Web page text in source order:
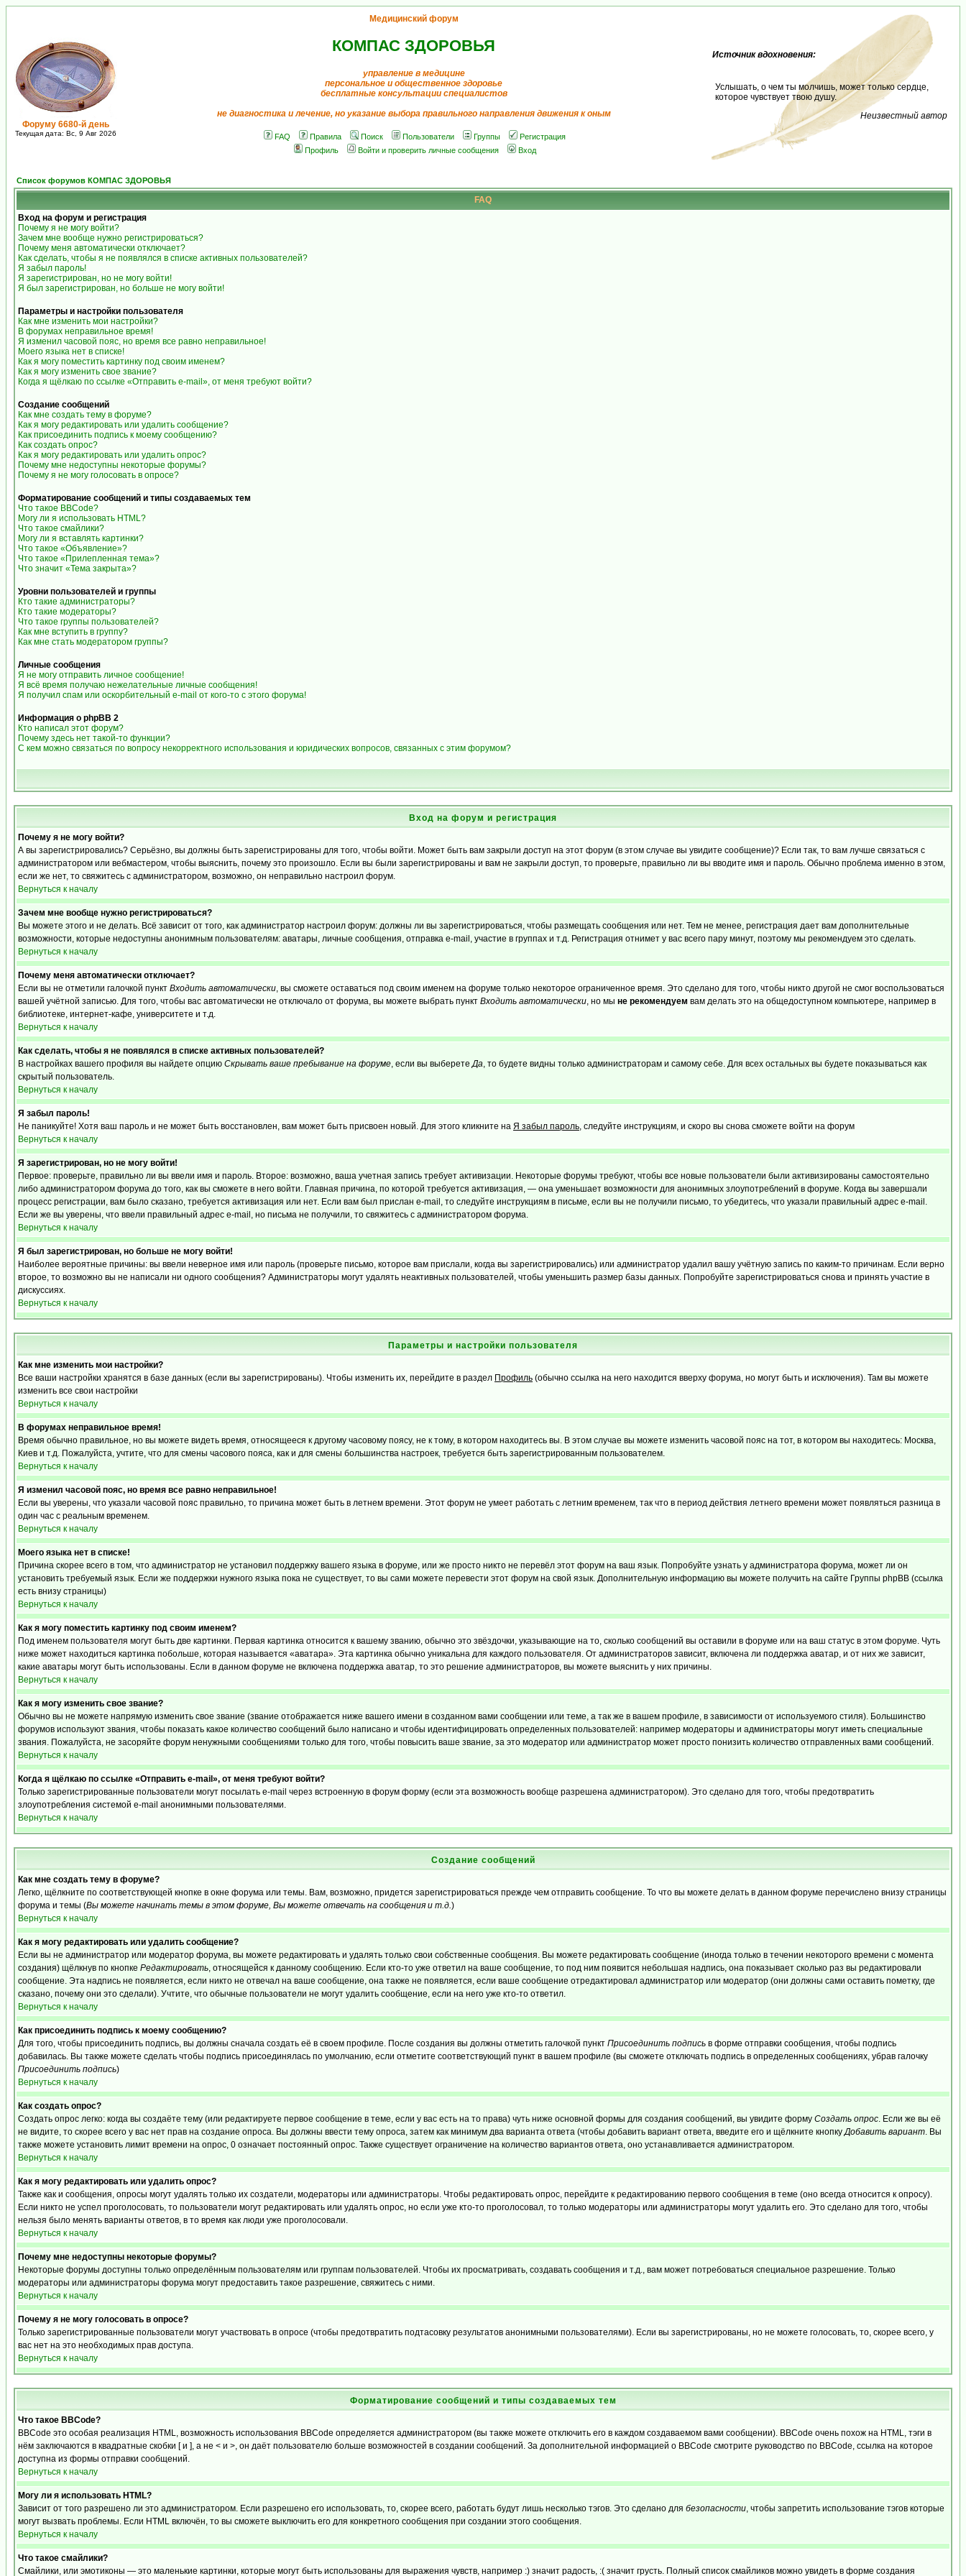
Форуму 6680-й день
Текущая дата: Вс, 9 Авг 2026
Медицинский форум
КОМПАС ЗДОРОВЬЯ
управление в медицине
персональное и общественное здоровье
бесплатные консультации специалистов
не диагностика и лечение, но указание выбора правильного направления движения к оным
FAQ Правила Поиск Пользователи Группы
Регистрация
Профиль
Войти и проверить личные сообщения Вход
Источник вдохновения:
Услышать, о чем ты молчишь, может только сердце,
которое чувствует твою душу.
Неизвестный автор
Список форумов КОМПАС ЗДОРОВЬЯ
FAQ
Вход на форум и регистрация
Почему я не могу войти?
Зачем мне вообще нужно регистрироваться?
Почему меня автоматически отключает?
Как сделать, чтобы я не появлялся в списке активных пользователей?
Я забыл пароль!
Я зарегистрирован, но не могу войти!
Я был зарегистрирован, но больше не могу войти!
Параметры и настройки пользователя
Как мне изменить мои настройки?
В форумах неправильное время!
Я изменил часовой пояс, но время все равно неправильное!
Моего языка нет в списке!
Как я могу поместить картинку под своим именем?
Как я могу изменить свое звание?
Когда я щёлкаю по ссылке «Отправить e-mail», от меня требуют войти?
Создание сообщений
Как мне создать тему в форуме?
Как я могу редактировать или удалить сообщение?
Как присоединить подпись к моему сообщению?
Как создать опрос?
Как я могу редактировать или удалить опрос?
Почему мне недоступны некоторые форумы?
Почему я не могу голосовать в опросе?
Форматирование сообщений и типы создаваемых тем
Что такое BBCode?
Могу ли я использовать HTML?
Что такое смайлики?
Могу ли я вставлять картинки?
Что такое «Объявление»?
Что такое «Прилепленная тема»?
Что значит «Тема закрыта»?
Уровни пользователей и группы
Кто такие администраторы?
Кто такие модераторы?
Что такое группы пользователей?
Как мне вступить в группу?
Как мне стать модератором группы?
Личные сообщения
Я не могу отправить личное сообщение!
Я всё время получаю нежелательные личные сообщения!
Я получил спам или оскорбительный e-mail от кого-то с этого форума!
Информация о phpBB 2
Кто написал этот форум?
Почему здесь нет такой-то функции?
С кем можно связаться по вопросу некорректного использования и юридических вопросов, связанных с этим форумом?
Вход на форум и регистрация
Почему я не могу войти?
А вы зарегистрировались? Серьёзно, вы должны быть зарегистрированы для того, чтобы войти. Может быть вам закрыли доступ на этот форум (в этом случае вы увидите сообщение)? Если так, то вам лучше связаться с
администратором или вебмастером, чтобы выяснить, почему это произошло. Если вы были зарегистрированы и вам не закрыли доступ, то проверьте, правильно ли вы вводите имя и пароль. Обычно проблема именно в этом,
если же нет, то свяжитесь с администратором, возможно, он неправильно настроил форум.
Вернуться к началу
Зачем мне вообще нужно регистрироваться?
Вы можете этого и не делать. Всё зависит от того, как администратор настроил форум: должны ли вы зарегистрироваться, чтобы размещать сообщения или нет. Тем не менее, регистрация дает вам дополнительные
возможности, которые недоступны анонимным пользователям: аватары, личные сообщения, отправка e-mail, участие в группах и т.д. Регистрация отнимет у вас всего пару минут, поэтому мы рекомендуем это сделать.
Вернуться к началу
Почему меня автоматически отключает?
Если вы не отметили галочкой пункт Входить автоматически, вы сможете оставаться под своим именем на форуме только некоторое ограниченное время. Это сделано для того, чтобы никто другой не смог воспользоваться
вашей учётной записью. Для того, чтобы вас автоматически не отключало от форума, вы можете выбрать пункт Входить автоматически, но мы не рекомендуем вам делать это на общедоступном компьютере, например в
библиотеке, интернет-кафе, университете и т.д.
Вернуться к началу
Как сделать, чтобы я не появлялся в списке активных пользователей?
В настройках вашего профиля вы найдете опцию Скрывать ваше пребывание на форуме, если вы выберетеДа, то будете видны только администраторам и самому себе. Для всех остальных вы будете показываться как
скрытый пользователь.
Вернуться к началу
Я забыл пароль!
Не паникуйте! Хотя ваш пароль и не может быть восстановлен, вам может быть присвоен новый. Для этого кликните на Я забыл пароль, следуйте инструкциям, и скоро вы снова сможете войти на форум
Вернуться к началу
Я зарегистрирован, но не могу войти!
Первое: проверьте, правильно ли вы ввели имя и пароль. Второе: возможно, ваша учетная запись требует активизации. Некоторые форумы требуют, чтобы все новые пользователи были активизированы самостоятельно
либо администратором форума до того, как вы сможете в него войти. Главная причина, по которой требуется активизация, — она уменьшает возможности для анонимных злоупотреблений в форуме. Когда вы завершали
процесс регистрации, вам было сказано, требуется активизация или нет. Если вам был прислан e-mail, то следуйте инструкциям в письме, если вы не получили письмо, то убедитесь, что указали правильный адрес e-mail.
Если же вы уверены, что ввели правильный адрес e-mail, но письма не получили, то свяжитесь с администратором форума.
Вернуться к началу
Я был зарегистрирован, но больше не могу войти!
Наиболее вероятные причины: вы ввели неверное имя или пароль (проверьте письмо, которое вам прислали, когда вы зарегистрировались) или администратор удалил вашу учётную запись по каким-то причинам. Если верно
второе, то возможно вы не написали ни одного сообщения? Администраторы могут удалять неактивных пользователей, чтобы уменьшить размер базы данных. Попробуйте зарегистрироваться снова и принять участие в
дискуссиях.
Вернуться к началу
Параметры и настройки пользователя
Как мне изменить мои настройки?
Все ваши настройки хранятся в базе данных (если вы зарегистрированы). Чтобы изменить их, перейдите в раздел Профиль (обычно ссылка на него находится вверху форума, но могут быть и исключения). Там вы можете
изменить все свои настройки
Вернуться к началу
В форумах неправильное время!
Время обычно правильное, но вы можете видеть время, относящееся к другому часовому поясу, не к тому, в котором находитесь вы. В этом случае вы можете изменить часовой пояс на тот, в котором вы находитесь: Москва,
Киев и т.д. Пожалуйста, учтите, что для смены часового пояса, как и для смены большинства настроек, требуется быть зарегистрированным пользователем.
Вернуться к началу
Я изменил часовой пояс, но время все равно неправильное!
Если вы уверены, что указали часовой пояс правильно, то причина может быть в летнем времени. Этот форум не умеет работать с летним временем, так что в период действия летнего времени может появляться разница в
один час с реальным временем.
Вернуться к началу
Моего языка нет в списке!
Причина скорее всего в том, что администратор не установил поддержку вашего языка в форуме, или же просто никто не перевёл этот форум на ваш язык. Попробуйте узнать у администратора форума, может ли он
установить требуемый язык. Если же поддержки нужного языка пока не существует, то вы сами можете перевести этот форум на свой язык. Дополнительную информацию вы можете получить на сайте Группы phpBB (ссылка
есть внизу страницы)
Вернуться к началу
Как я могу поместить картинку под своим именем?
Под именем пользователя могут быть две картинки. Первая картинка относится к вашему званию, обычно это звёздочки, указывающие на то, сколько сообщений вы оставили в форуме или на ваш статус в этом форуме. Чуть
ниже может находиться картинка побольше, которая называется «аватара». Эта картинка обычно уникальна для каждого пользователя. От администраторов зависит, включена ли поддержка аватар, и от них же зависит,
какие аватары могут быть использованы. Если в данном форуме не включена поддержка аватар, то это решение администраторов, вы можете выяснить у них причины.
Вернуться к началу
Как я могу изменить свое звание?
Обычно вы не можете напрямую изменить свое звание (звание отображается ниже вашего имени в созданном вами сообщении или теме, а так же в вашем профиле, в зависимости от используемого стиля). Большинство
форумов используют звания, чтобы показать какое количество сообщений было написано и чтобы идентифицировать определенных пользователей: например модераторы и администраторы могут иметь специальные
звания. Пожалуйста, не засоряйте форум ненужными сообщениями только для того, чтобы повысить ваше звание, за это модератор или администратор может просто понизить количество отправленных вами сообщений.
Вернуться к началу
Когда я щёлкаю по ссылке «Отправить e-mail», от меня требуют войти?
Только зарегистрированные пользователи могут посылать e-mail через встроенную в форум форму (если эта возможность вообще разрешена администратором). Это сделано для того, чтобы предотвратить
злоупотребления системой e-mail анонимными пользователями.
Вернуться к началу
Создание сообщений
Как мне создать тему в форуме?
Легко, щёлкните по соответствующей кнопке в окне форума или темы. Вам, возможно, придется зарегистрироваться прежде чем отправить сообщение. То что вы можете делать в данном форуме перечислено внизу страницы
форума и темы (Вы можете начинать темы в этом форуме, Вы можете отвечать на сообщения и т.д.)
Вернуться к началу
Как я могу редактировать или удалить сообщение?
Если вы не администратор или модератор форума, вы можете редактировать и удалять только свои собственные сообщения. Вы можете редактировать сообщение (иногда только в течении некоторого времени с момента
создания) щёлкнув по кнопке Редактировать, относящейся к данному сообщению. Если кто-то уже ответил на ваше сообщение, то под ним появится небольшая надпись, она показывает сколько раз вы редактировали
сообщение. Эта надпись не появляется, если никто не отвечал на ваше сообщение, она также не появляется, если ваше сообщение отредактировал администратор или модератор (они должны сами оставить пометку, где
сказано, почему они это сделали). Учтите, что обычные пользователи не могут удалить сообщение, если на него уже кто-то ответил.
Вернуться к началу
Как присоединить подпись к моему сообщению?
Для того, чтобы присоединить подпись, вы должны сначала создать её в своем профиле. После создания вы должны отметить галочкой пункт Присоединить подпись в форме отправки сообщения, чтобы подпись
добавилась. Вы также можете сделать чтобы подпись присоединялась по умолчанию, если отметите соответствующий пункт в вашем профиле (вы сможете отключать подпись в определенных сообщениях, убрав галочку
Присоединить подпись)
Вернуться к началу
Как создать опрос?
Создать опрос легко: когда вы создаёте тему (или редактируете первое сообщение в теме, если у вас есть на то права) чуть ниже основной формы для создания сообщений, вы увидите форму Создать опрос. Если же вы её
не видите, то скорее всего у вас нет прав на создание опроса. Вы должны ввести тему опроса, затем как минимум два варианта ответа (чтобы добавить вариант ответа, введите его и щёлкните кнопкуДобавить вариант. Вы
также можете установить лимит времени на опрос, 0 означает постоянный опрос. Также существует ограничение на количество вариантов ответа, оно устанавливается администратором.
Вернуться к началу
Как я могу редактировать или удалить опрос?
Также как и сообщения, опросы могут удалять только их создатели, модераторы или администраторы. Чтобы редактировать опрос, перейдите к редактированию первого сообщения в теме (оно всегда относится к опросу).
Если никто не успел проголосовать, то пользователи могут редактировать или удалять опрос, но если уже кто-то проголосовал, то только модераторы или администраторы могут удалить его. Это сделано для того, чтобы
нельзя было менять варианты ответов, в то время как люди уже проголосовали.
Вернуться к началу
Почему мне недоступны некоторые форумы?
Некоторые форумы доступны только определённым пользователям или группам пользователей. Чтобы их просматривать, создавать сообщения и т.д., вам может потребоваться специальное разрешение. Только
модераторы или администраторы форума могут предоставить такое разрешение, свяжитесь с ними.
Вернуться к началу
Почему я не могу голосовать в опросе?
Только зарегистрированные пользователи могут участвовать в опросе (чтобы предотвратить подтасовку результатов анонимными пользователями). Если вы зарегистрированы, но не можете голосовать, то, скорее всего, у
вас нет на это необходимых прав доступа.
Вернуться к началу
Форматирование сообщений и типы создаваемых тем
Что такое BBCode?
BBCode это особая реализация HTML, возможность использования BBCode определяется администратором (вы также можете отключить его в каждом создаваемом вами сообщении). BBCode очень похож на HTML, тэги в
нём заключаются в квадратные скобки [ и ], а не < и >, он даёт пользователю больше возможностей в создании сообщений. За дополнительной информацией о BBCode смотрите руководство по BBCode, ссылка на которое
доступна из формы отправки сообщений.
Вернуться к началу
Могу ли я использовать HTML?
Зависит от того разрешено ли это администратором. Если разрешено его использовать, то, скорее всего, работать будут лишь несколько тэгов. Это сделано для безопасности, чтобы запретить использование тэгов которые
могут вызвать проблемы. Если HTML включён, то вы сможете выключить его для конкретного сообщения при создании этого сообщения.
Вернуться к началу
Что такое смайлики?
Смайлики, или эмотиконы — это маленькие картинки, которые могут быть использованы для выражения чувств, например :) значит радость, :( значит грусть. Полный список смайликов можно увидеть в форме создания